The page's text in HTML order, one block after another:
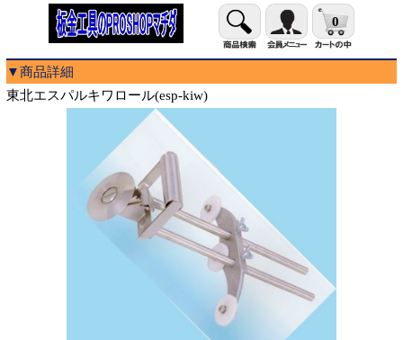
0
▼商品詳細
東北エスパルキワロール(esp-kiw)